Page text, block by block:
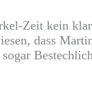
Zeit kein
dass